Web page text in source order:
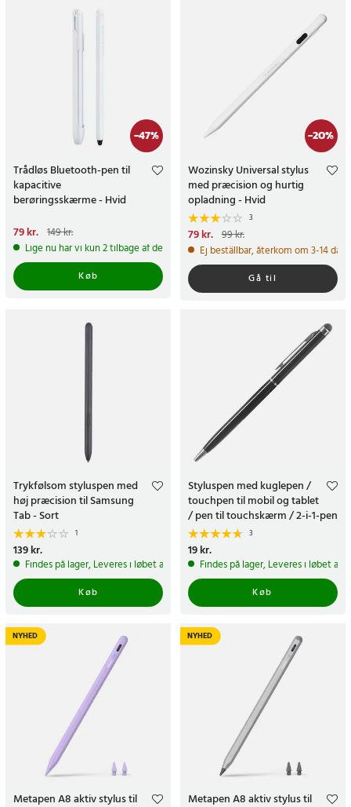
-47%
Trådløs Bluetooth-pen til
kapacitive
berøringsskærme - Hvid
Nuværende pris
pris:149 kr.
79 kr. 149 kr.
Lige nu har vi kun 2 tilbage af dette produkt
Køb
-20%
Wozinsky Universal stylus
med præcision og hurtig
opladning - Hvid
3
Nuværende pris
pris:99 kr.
79 kr. 99 kr.
Ej beställbar, återkom om 3-14
Gå til
Trykfølsom styluspen med
høj præcision til Samsung
Tab - Sort
1
Pris:139 kr.
139 kr.
Findes på lager, Leveres i løbet af 1-2 hverdage
Køb
Styluspen med kuglepen /
touchpen til mobil og tablet
/ pen til touchskærm / 2-i-1-pen
3
Pris:19 kr.
19 kr.
Findes på lager, Leveres i løbet af
Køb
NYHED
Metapen A8 aktiv stylus til
NYHED
Metapen A8 aktiv stylus til